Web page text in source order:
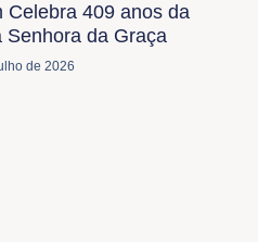
Celebra 409 anos da
Senhora da Graça
de 2026